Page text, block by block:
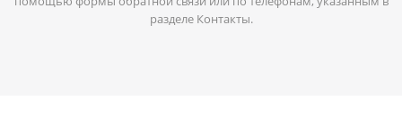
разделе Контакты.